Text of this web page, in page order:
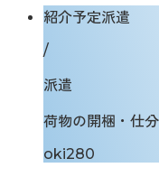
紹介予定派遣
/
派遣
荷物の開梱・仕
oki280